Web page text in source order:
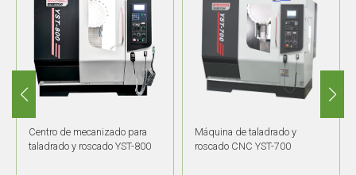
Centro de mecanizado para
taladrado y roscado YST-800
Máquina de taladrado y
roscado CNC YST-700